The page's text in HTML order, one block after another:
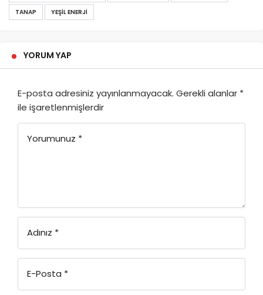
TANAP
YEŞIL ENERJI
YORUM YAP
E-posta adresiniz yayınlanmayacak. Gerekli alanlar *
ile işaretlenmişlerdir
Yorumunuz *
Adınız *
E-Posta *